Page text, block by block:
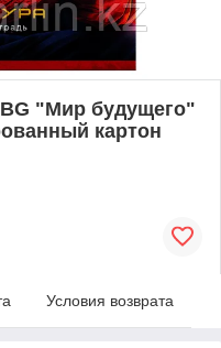
"Мир будущего"
картон
Условия возврата